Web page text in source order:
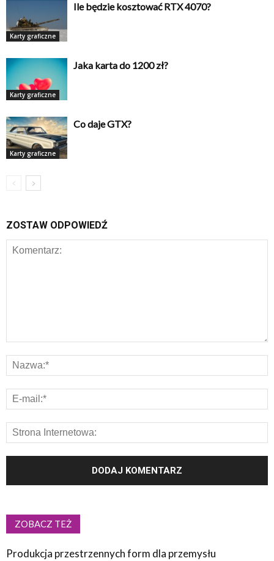
Karty graficzne
Ile będzie kosztować RTX 4070?
Karty graficzne
Jaka karta do 1200 zł?
Karty graficzne
Co daje GTX?
ZOSTAW ODPOWIEDŹ
ZOBACZ TEŻ
Produkcja przestrzennych form dla przemysłu